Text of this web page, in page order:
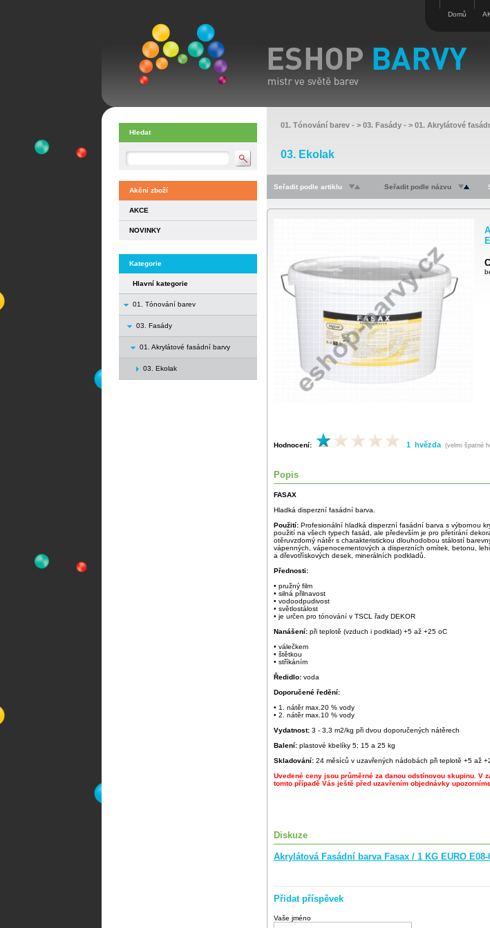
Domů
Hledat
Akční zboží
AKCE
NOVINKY
Kategorie
Hlavní kategorie
01. Tónování barev
03. Fasády
01. Akrylátové fasádní barvy
03. Ekolak
01. Tónování barev - > 03. Fasády - > 01. Akrylátové
03. Ekolak
Seřadit podle artiklu Seřadit podle názvu
Hodnocení: 1 hvězda (velmi špatné
Popis
FASAX
Hladká disperzní fasádní barva.
Použití: Profesionální hladká disperzní fasádní barva s výbornou
použití na všech typech fasád, ale především je pro přetírání
otěruvzdorný nátěr s charakteristickou dlouhodobou stálostí
vápenných, vápenocementových a disperzních omítek, betonu,
a dřevotřískových desek, minerálních podkladů.
Přednosti:
• pružný film
• silná přilnavost
• vodoodpudivost
• světlostálost
• je určen pro tónování v TSCL řady DEKOR
Nanášení: při teplotě (vzduch i podklad) +5 až +25 oC
• válečkem
• štětkou
• stříkáním
Ředidlo: voda
Doporučené ředění:
• 1. nátěr max.20 % vody
• 2. nátěr max.10 % vody
Vydatnost: 3 - 3,3 m2/kg při dvou doporučených nátěrech
Balení: plastové kbelíky 5; 15 a 25 kg
Skladování: 24 měsíců v uzavřených nádobách při teplotě +5 až
Uvedené ceny jsou průměrné za danou odstínovou skupinu.
tomto případě Vás ještě před uzavřením objednávky
Diskuze
Akrylátová Fasádní barva Fasax / 1 KG EURO E08-
Přidat příspěvek
Vaše jméno